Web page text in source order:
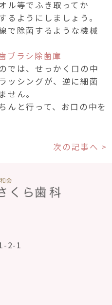
ル等でふき取ってか
るようにしましょう。
で除菌するような機械
ブラシ除菌庫
では、せっかく口の中
ッシングが、逆に細菌
せん。
んと行って、お口の中を
次の記事へ >
2-1